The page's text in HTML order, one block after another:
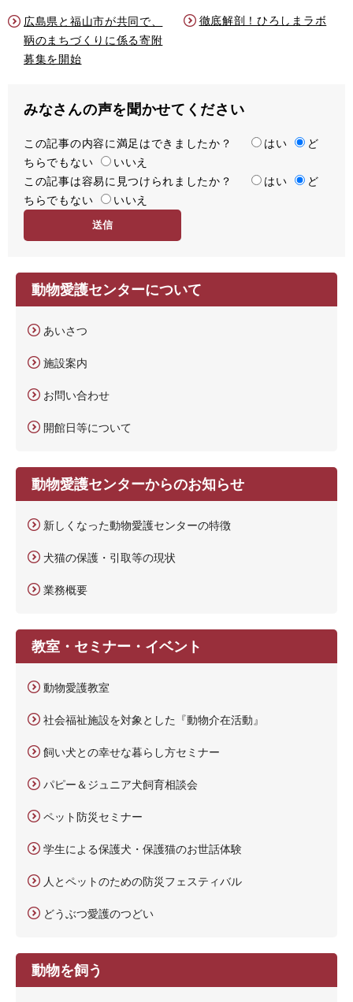
広島県と福山市が共同で、
鞆のまちづくりに係る寄附
募集を開始
徹底解剖！ひろしまラボ
みなさんの声を聞かせてください
満
足
度
この記事の内容に満足はできましたか？ はい
ど
ちらでもない
いいえ
容
易
この記事は容易に見つけられましたか？ はい
ど
ちらでもない
いいえ
動物愛護センターについて
あいさつ
施設案内
お問い合わせ
開館日等について
動物愛護センターからのお知らせ
新しくなった動物愛護センターの特徴
犬猫の保護・引取等の現状
業務概要
教室・セミナー・イベント
動物愛護教室
社会福祉施設を対象とした『動物介在活動』
飼い犬との幸せな暮らし方セミナー
パピー＆ジュニア犬飼育相談会
ペット防災セミナー
学生による保護犬・保護猫のお世話体験
人とペットのための防災フェスティバル
どうぶつ愛護のつどい
動物を飼う